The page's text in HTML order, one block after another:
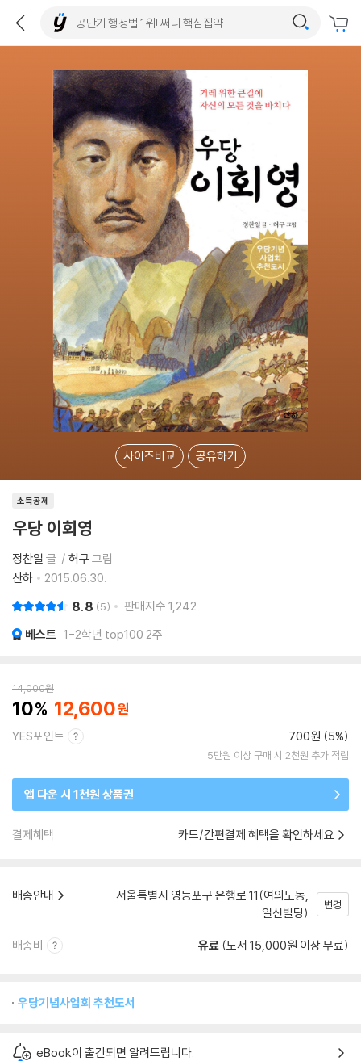
사이즈비교 공유하기
소득공제
우당 이회영
정찬일 글 허구 그림
산하
2015.06.30.
8.8 5 판매지수 1,242
베스트 1-2학년 top100 2주
14,000원
10 12,600
YES포인트 700원 (5%)
5만원 이상 구매 시 2천원 추가 적립
앱 다운 시 1천원 상품권
결제혜택 카드/간편결제 혜택을 확인하세요
배송안내
서울특별시 영등포구 은행로 11(여의도동,
일신빌딩)
변경
배송비 유료 (도서 15,000원 이상 무료)
우당기념사업회 추천도서
eBook이 출간되면 알려드립니다.